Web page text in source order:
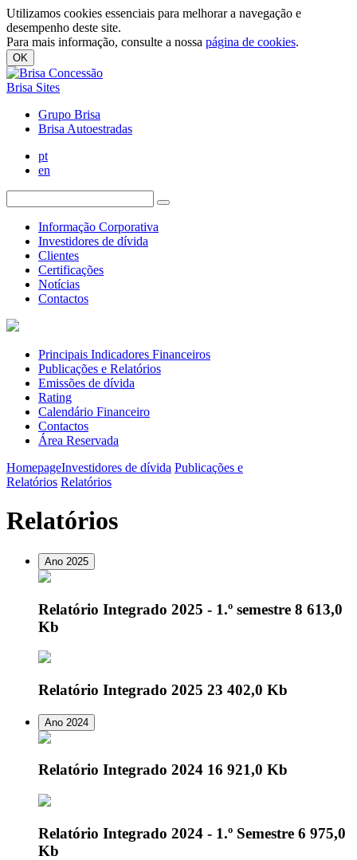
Utilizamos cookies essenciais para melhorar a navegação e
desempenho deste site.
Para mais informação, consulte a nossa página de cookies.
OK
Brisa Sites
Grupo Brisa
Brisa Autoestradas
pt
en
Informação Corporativa
Investidores de dívida
Clientes
Certificações
Notícias
Contactos
Principais Indicadores Financeiros
Publicações e Relatórios
Emissões de dívida
Rating
Calendário Financeiro
Contactos
Área Reservada
HomepageInvestidores de dívida Publicações e
Relatórios Relatórios
Relatórios
Ano 2025
Relatório Integrado 2025 - 1.º semestre 8 613,0
Kb
Relatório Integrado 2025 23 402,0 Kb
Ano 2024
Relatório Integrado 2024 16 921,0 Kb
Relatório Integrado 2024 - 1.º Semestre 6 975,0
Kb